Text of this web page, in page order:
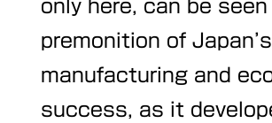
only here, can be
premonition of
manufacturing and
success, as it